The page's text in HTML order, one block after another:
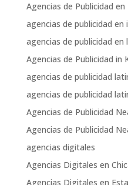
Agencias de Publicidad
agencias de publicidad
agencias de publicidad
Agencias de Publicidad in
agencias de publicidad
agencias de publicidad
Agencias de Publicidad
Agencias de Publicidad
agencias digitales
Agencias Digitales en
Agencias Digitales en